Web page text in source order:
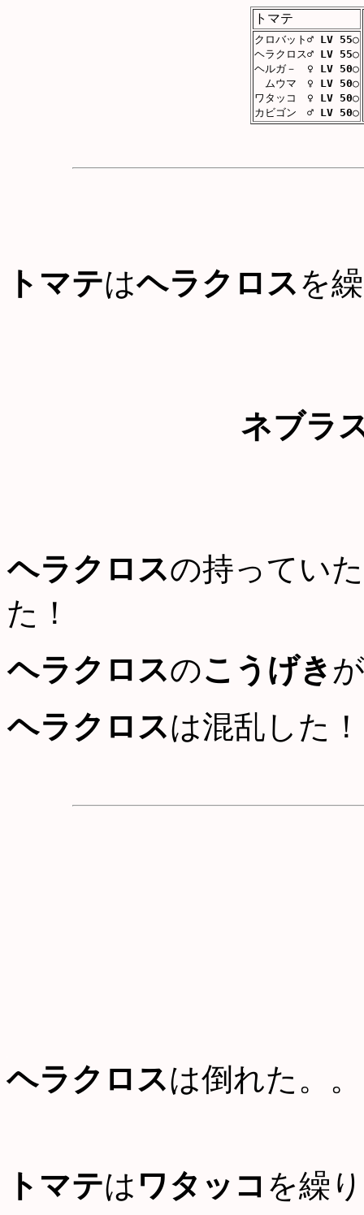
トマテ
クロバット♂LV 55○
ヘラクロス♂LV 55○
ヘルガ－ ♀ LV 50○
ムウマ ♀ LV 50○
ワタッコ ♀ LV 50○
カビゴン ♂LV 50○
トマテはヘラクロスを
ネブラ
ヘラクロスの持っていた
た！
ヘラクロスのこうげき
ヘラクロスは混乱した！
ヘラクロスは倒れた。。
トマテは ワタッコ を繰